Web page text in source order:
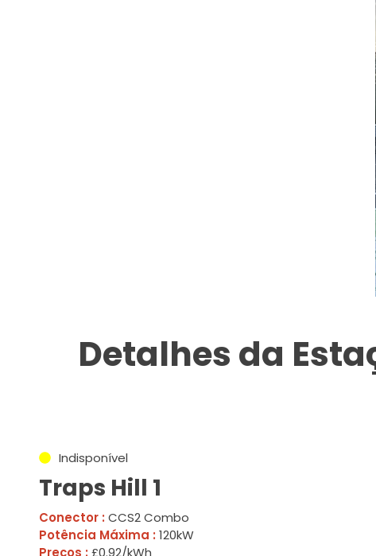
Detalhes da
Indisponível
Traps Hill 1
Conector : CCS2 Combo
Potência Máxima : 120kW
Preços : £0.92/kWh